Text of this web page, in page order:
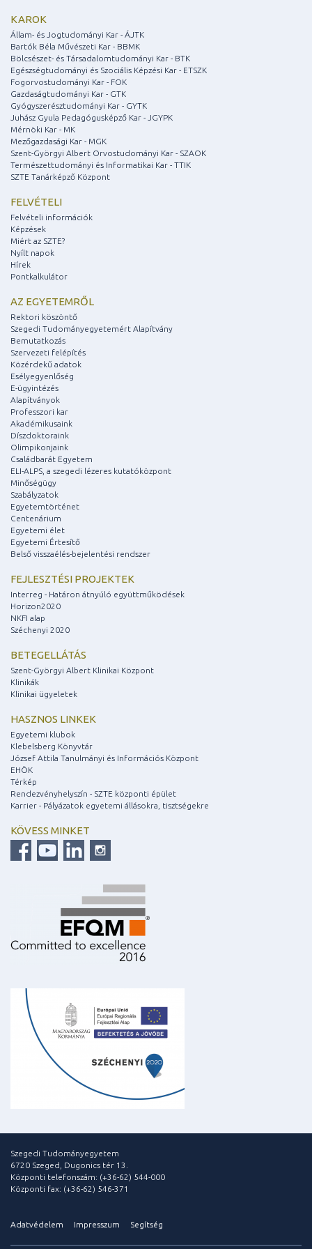
KAROK
Állam- és Jogtudományi Kar - ÁJTK
Bartók Béla Művészeti Kar - BBMK
Bölcsészet- és Társadalomtudományi Kar - BTK
Egészségtudományi és Szociális Képzési Kar - ETSZK
Fogorvostudományi Kar - FOK
Gazdaságtudományi Kar - GTK
Gyógyszerésztudományi Kar - GYTK
Juhász Gyula Pedagógusképző Kar - JGYPK
Mérnöki Kar - MK
Mezőgazdasági Kar - MGK
Szent-Györgyi Albert Orvostudományi Kar - SZAOK
Természettudományi és Informatikai Kar - TTIK
SZTE Tanárképző Központ
FELVÉTELI
Felvételi információk
Képzések
Miért az SZTE?
Nyílt napok
Hírek
Pontkalkulátor
AZ EGYETEMRŐL
Rektori köszöntő
Szegedi Tudományegyetemért Alapítvány
Bemutatkozás
Szervezeti felépítés
Közérdekű adatok
Esélyegyenlőség
E-ügyintézés
Alapítványok
Professzori kar
Akadémikusaink
Díszdoktoraink
Olimpikonjaink
Családbarát Egyetem
ELI-ALPS, a szegedi lézeres kutatóközpont
Minőségügy
Szabályzatok
Egyetemtörténet
Centenárium
Egyetemi élet
Egyetemi Értesítő
Belső visszaélés-bejelentési rendszer
FEJLESZTÉSI PROJEKTEK
Interreg - Határon átnyúló együttműködések
Horizon2020
NKFI alap
Széchenyi 2020
BETEGELLÁTÁS
Szent-Györgyi Albert Klinikai Központ
Klinikák
Klinikai ügyeletek
HASZNOS LINKEK
Egyetemi klubok
Klebelsberg Könyvtár
József Attila Tanulmányi és Információs Központ
EHÖK
Térkép
Rendezvényhelyszín - SZTE központi épület
Karrier - Pályázatok egyetemi állásokra, tisztségekre
KÖVESS MINKET
Szegedi Tudományegyetem
6720 Szeged, Dugonics tér 13.
Központi telefonszám: (+36-62) 544-000
Központi fax: (+36-62) 546-371
Adatvédelem Impresszum Segítség